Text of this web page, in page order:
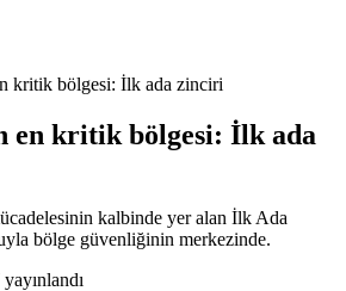
kritik bölgesi: İlk ada zinciri
en kritik bölgesi: İlk ada
kalbinde yer alan İlk Ada
bölge güvenliğinin merkezinde.
yayınlandı